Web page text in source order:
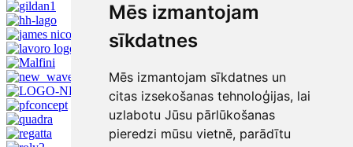
Mēs izmantojam
sīkdatnes
Mēs izmantojam sīkdatnes un
citas izsekošanas tehnoloģijas, lai
uzlabotu Jūsu pārlūkošanas
pieredzi mūsu vietnē, parādītu